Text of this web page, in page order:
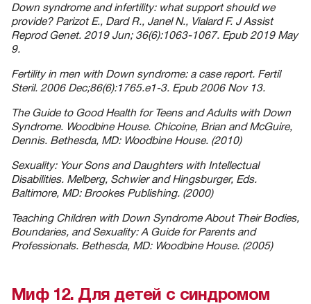
Down syndrome and infertility: what support should we
provide? Parizot E., Dard R., Janel N., Vialard F. J Assist
Reprod Genet. 2019 Jun; 36(6):1063-1067. Epub 2019 May
9.
Fertility in men with Down syndrome: a case report. Fertil
Steril. 2006 Dec;86(6):1765.e1-3. Epub 2006 Nov 13.
The Guide to Good Health for Teens and Adults with Down
Syndrome. Woodbine House. Chicoine, Brian and McGuire,
Dennis. Bethesda, MD: Woodbine House. (2010)
Sexuality: Your Sons and Daughters with Intellectual
Disabilities. Melberg, Schwier and Hingsburger, Eds.
Baltimore, MD: Brookes Publishing. (2000)
Teaching Children with Down Syndrome About Their Bodies,
Boundaries, and Sexuality: A Guide for Parents and
Professionals. Bethesda, MD: Woodbine House. (2005)
Миф 12. Для детей с синдромом